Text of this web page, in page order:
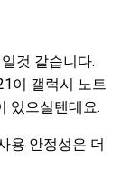
것 같습니다.
이 갤럭시 노트
있으실텐데요.
용 안정성은 더